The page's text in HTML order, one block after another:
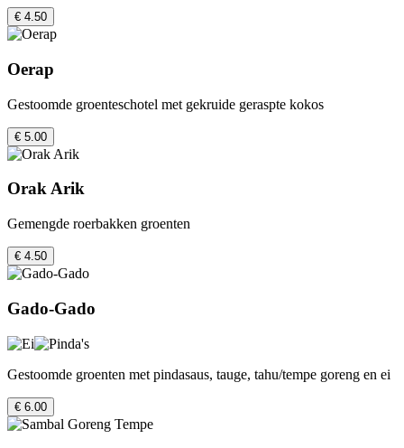
€ 4.50
Oerap
Gestoomde groenteschotel met gekruide geraspte kokos
€ 5.00
Orak Arik
Gemengde roerbakken groenten
€ 4.50
Gado-Gado
Gestoomde groenten met pindasaus, tauge, tahu/tempe goreng en ei
€ 6.00